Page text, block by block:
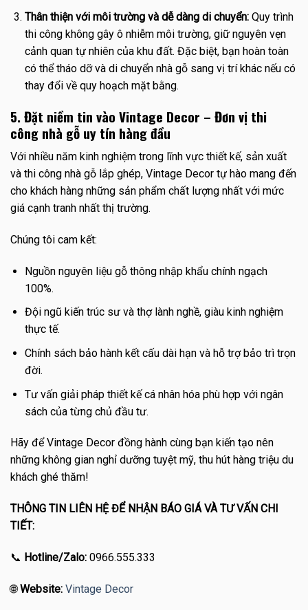
Thân thiện với môi trường và dễ dàng di chuyển:Quy trình
thi công không gây ô nhiễm môi trường, giữ nguyên vẹn
cảnh quan tự nhiên của khu đất. Đặc biệt, bạn hoàn toàn
có thể tháo dỡ và di chuyển nhà gỗ sang vị trí khác nếu có
thay đổi về quy hoạch mặt bằng.
5. Đặt niềm tin vào Vintage Decor – Đơn vị thi
công nhà gỗ uy tín hàng đầu
Với nhiều năm kinh nghiệm trong lĩnh vực thiết kế, sản xuất
và thi công nhà gỗ lắp ghép, Vintage Decor tự hào mang đến
cho khách hàng những sản phẩm chất lượng nhất với mức
giá cạnh tranh nhất thị trường.
Chúng tôi cam kết:
Nguồn nguyên liệu gỗ thông nhập khẩu chính ngạch
100%.
Đội ngũ kiến trúc sư và thợ lành nghề, giàu kinh nghiệm
thực tế.
Chính sách bảo hành kết cấu dài hạn và hỗ trợ bảo trì trọn
đời.
Tư vấn giải pháp thiết kế cá nhân hóa phù hợp với ngân
sách của từng chủ đầu tư.
Hãy để Vintage Decor đồng hành cùng bạn kiến tạo nên
những không gian nghỉ dưỡng tuyệt mỹ, thu hút hàng triệu du
khách ghé thăm!
THÔNG TIN LIÊN HỆ ĐỂ NHẬN BÁO GIÁ VÀ TƯ VẤN CHI
TIẾT:
📞 Hotline/Zalo: 0966.555.333
🌐Website: Vintage Decor